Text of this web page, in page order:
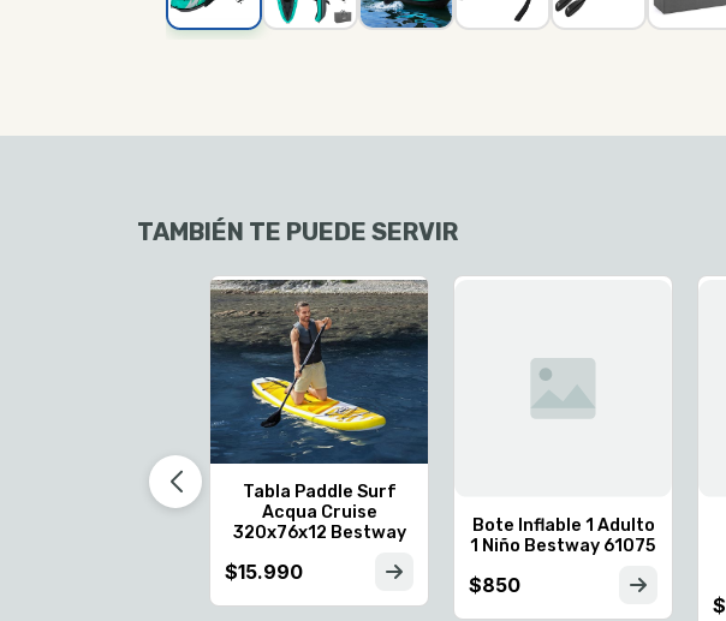
TAMBIÉN TE PUEDE SERVIR
Tabla Paddle Surf
Acqua Cruise
320x76x12 Bestway
$15.990
Bote Inflable 1 Adulto
1 Niño Bestway 61075
$850